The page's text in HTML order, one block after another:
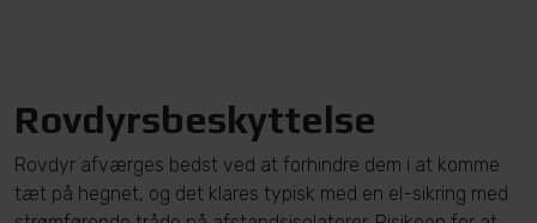
Rovdyrsbeskyttelse
Rovdyr afværges bedst ved at forhindre dem i at komme
tæt på hegnet, og det klares typisk med en el-sikring med